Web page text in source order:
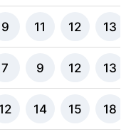
9 11 12 13
7 9 12 13
12 14 15 18